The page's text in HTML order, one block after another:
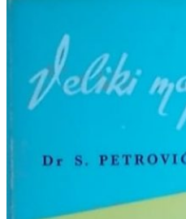
GLAZBENA
KAZALIŠTE,
OD KNJIŽEVNOST
DO RELIGIJA
KNJIŽEVNOST
LIKOVNA
POVIJEST I
PSIHOLOGIJA,
ALTERNATIVA